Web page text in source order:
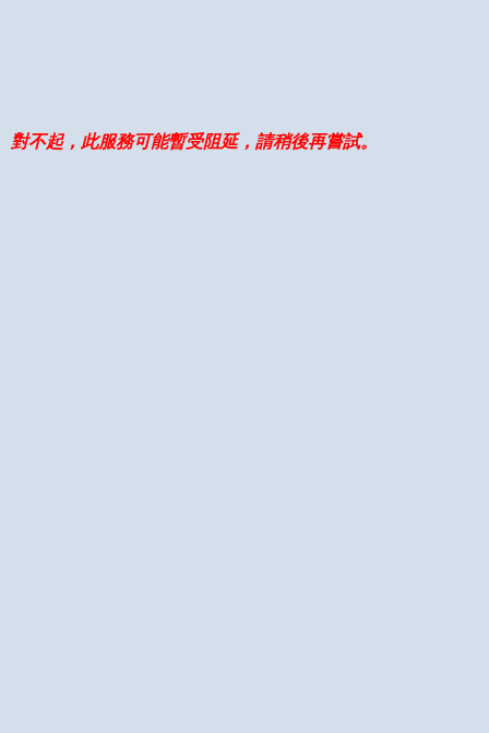
對不起，此服務可能暫受阻延，請稍後再嘗試。